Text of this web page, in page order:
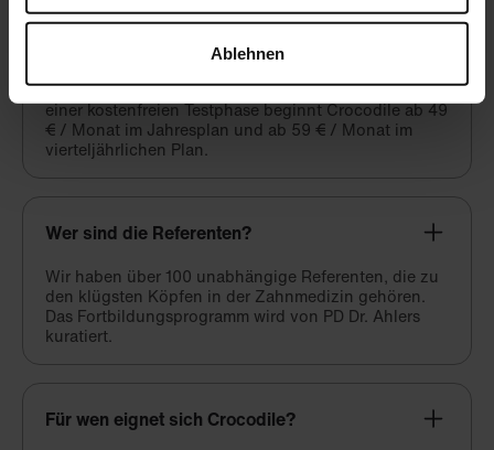
Ablehnen
Was kostet Crocodile?
Alternative zu lokalen Fortbildungsangeboten. Nach
einer kostenfreien Testphase beginnt Crocodile ab 49
€ / Monat im Jahresplan und ab 59 € / Monat im
vierteljährlichen Plan.
Wer sind die Referenten?
Wir haben über 100 unabhängige Referenten, die zu
den klügsten Köpfen in der Zahnmedizin gehören.
Das Fortbildungsprogramm wird von PD Dr. Ahlers
kuratiert.
Für wen eignet sich Crocodile?